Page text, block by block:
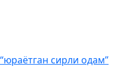
сирли одам”